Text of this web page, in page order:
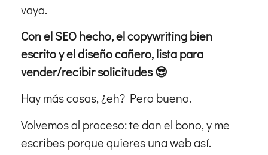
vaya.
Con el SEO hecho, el copywriting bien
escrito y el diseño cañero, lista para
vender/recibir solicitudes😎
Hay más cosas, ¿eh? Pero bueno.
Volvemos al proceso: te dan el bono, y me
escribes porque quieres una web así.